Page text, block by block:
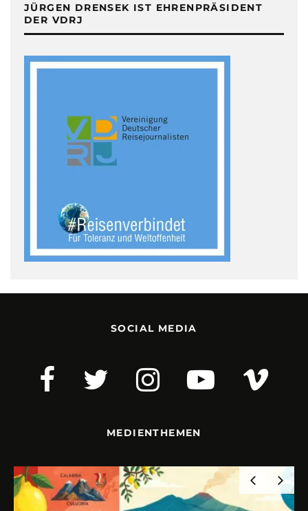
JÜRGEN DRENSEK IST EHRENPRÄSIDENT
DER VDRJ
SOCIAL MEDIA
MEDIENTHEMEN